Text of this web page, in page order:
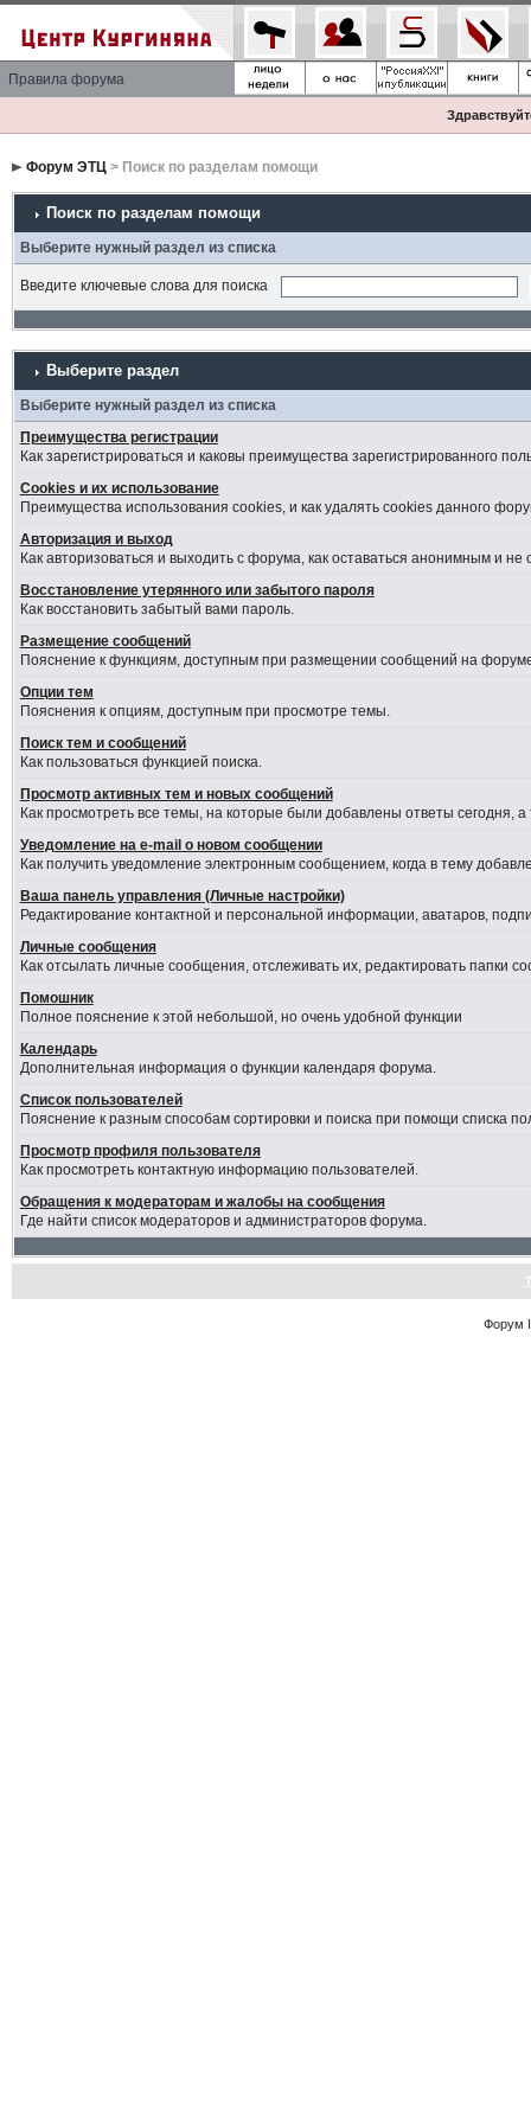
Правила форума
Форум ЭТЦ> Поиск по разделам помощи
Поиск по разделам помощи
Выберите нужный раздел из списка
Введите ключевые слова для поиска
Выберите раздел
Выберите нужный раздел из списка
Преимущества регистрации
Как зарегистрироваться и каковы преимущества зарегистрированного
Cookies и их использование
Преимущества использования cookies, и как удалять cookies данного
Авторизация и выход
Как авторизоваться и выходить с форума, как оставаться анонимным и
Восстановление утерянного или забытого пароля
Как восстановить забытый вами пароль.
Размещение сообщений
Пояснение к функциям, доступным при размещении сообщений на
Опции тем
Пояснения к опциям, доступным при просмотре темы.
Поиск тем и сообщений
Как пользоваться функцией поиска.
Просмотр активных тем и новых сообщений
Как просмотреть все темы, на которые были добавлены ответы сегодня,
Уведомление на е-mail о новом сообщении
Как получить уведомление электронным сообщением, когда в тему
Ваша панель управления (Личные настройки)
Редактирование контактной и персональной информации, аватаров,
Личные сообщения
Как отсылать личные сообщения, отслеживать их, редактировать папки
Помошник
Полное пояснение к этой небольшой, но очень удобной функции
Календарь
Дополнительная информация о функции календаря форума.
Список пользователей
Пояснение к разным способам сортировки и поиска при помощи списка
Просмотр профиля пользователя
Как просмотреть контактную информацию пользователей.
Обращения к модераторам и жалобы на сообщения
Где найти список модераторов и администраторов форума.
Форум